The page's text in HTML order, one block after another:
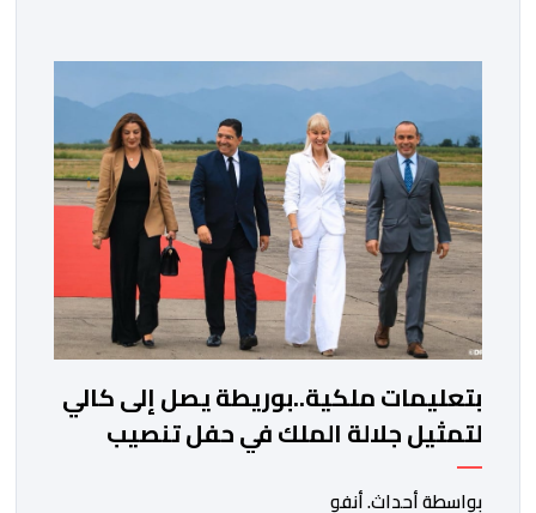
خلفية اتهامات سبق أن وجهها هذا الأخير إلى حزب ” البام ”
وربطه بملف المخدرات.المنصوري أكدت أن بنكيران ” ما غير
اليوم […]
بتعليمات ملكية..بوريطة يصل إلى كالي
لتمثيل جلالة الملك في حفل تنصيب
الرئيس الكولومبي الجديد
بواسطة أحداث. أنفو